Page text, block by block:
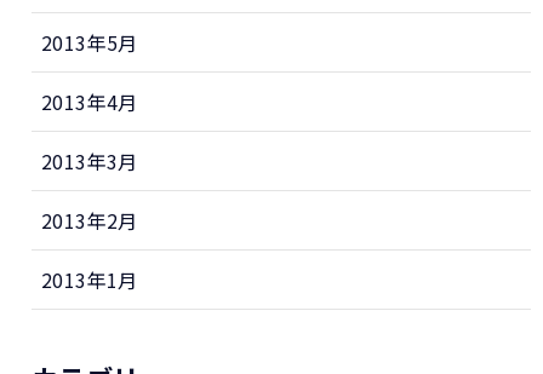
2013年5月
2013年4月
2013年3月
2013年2月
2013年1月